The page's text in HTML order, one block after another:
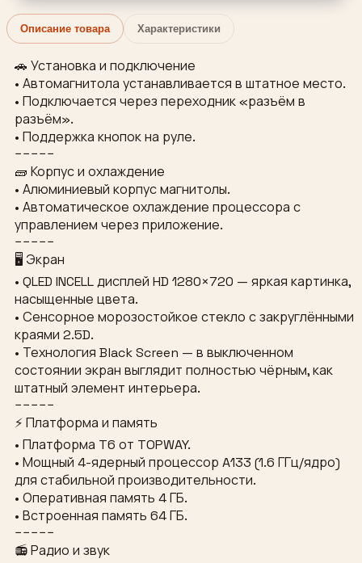
Описание товара Характеристики
🚗 Установка и подключение
• Автомагнитола устанавливается в штатное место.
• Подключается через переходник «разъём в
разъём».
• Поддержка кнопок на руле.
−−−−−
🧱 Корпус и охлаждение
• Алюминиевый корпус магнитолы.
• Автоматическое охлаждение процессора с
управлением через приложение.
−−−−−
🖥 Экран
• QLED INCELL дисплей HD 1280×720 — яркая картинка,
насыщенные цвета.
• Сенсорное морозостойкое стекло с закруглёнными
краями 2.5D.
• Технология Black Screen — в выключенном
состоянии экран выглядит полностью чёрным, как
штатный элемент интерьера.
−−−−−
⚡ Платформа и память
• Платформа T6 от TOPWAY.
• Мощный 4-ядерный процессор A133 (1.6 ГГц/ядро)
для стабильной производительности.
• Оперативная память 4 ГБ.
• Встроенная память 64 ГБ.
−−−−−
📻 Радио и звук